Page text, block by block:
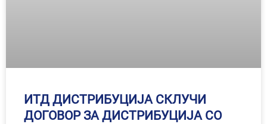
ИТД ДИСТРИБУЦИЈА СКЛУЧИ
ДОГОВОР ЗА ДИСТРИБУЦИЈА СО